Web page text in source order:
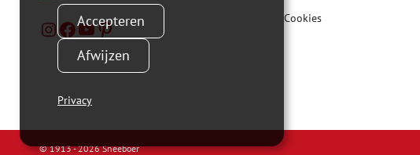
Cookies
© 1913 - 2026Sneeboer
Accepteren
Afwijzen
Privacy